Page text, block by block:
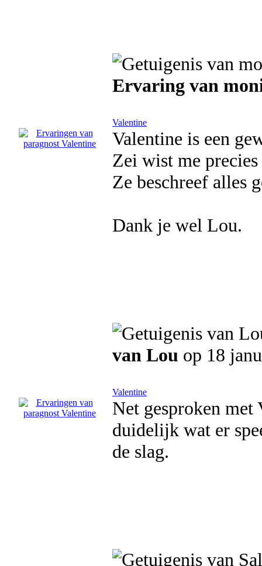
Ervaring van
Valentine
Valentine is een
Zei wist me
Ze beschreef alles
Dank je wel Lou.
van Lou op 18
Valentine
Net gesproken met
duidelijk wat er
de slag.